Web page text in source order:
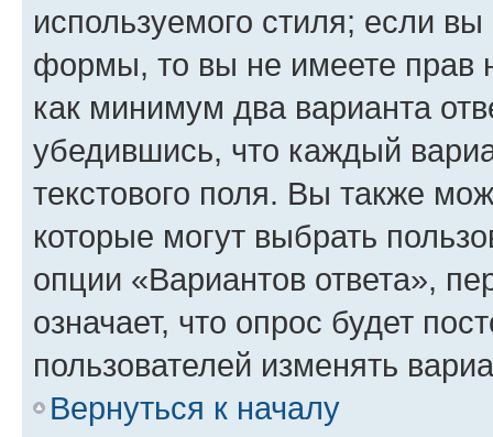
используемого стиля; если
формы, то вы не имеете прав
как минимум два варианта
убедившись, что каждый
текстового поля. Вы также
которые могут выбрать
опции «Вариантов ответа»,
означает, что опрос будет
пользователей изменять
Вернуться к началу